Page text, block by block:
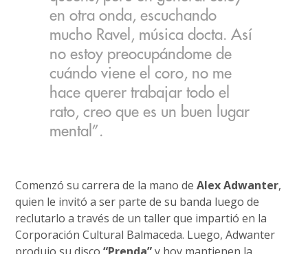
en otra onda, escuchando
mucho Ravel, música docta. Así
no estoy preocupándome de
cuándo viene el coro, no me
hace querer trabajar todo el
rato, creo que es un buen lugar
mental”.
Comenzó su carrera de la mano deAlex Adwanter,
quien le invitó a ser parte de su banda luego de
reclutarlo a través de un taller que impartió en la
Corporación Cultural Balmaceda. Luego, Adwanter